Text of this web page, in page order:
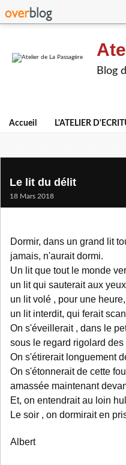
Blog
Accueil L'ATELIER
Le lit du délit
18 Mars 2018
Dormir, dans un grand lit
jamais, n'aurait dormi.
Un lit que tout le monde
un lit qui sauterait aux
un lit volé , pour une
un lit interdit, qui ferait
On s'éveillerait , dans le
sous le regard rigolard des
On s'étirerait longuement
On s'étonnerait de cette
amassée maintenant
Et, on entendrait au loin
Le soir , on dormirait en
Albert